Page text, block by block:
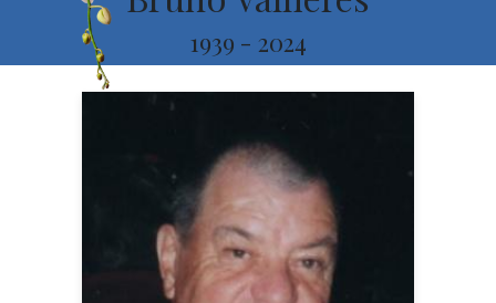
1939 - 2024